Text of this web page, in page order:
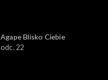
Agape Blisko Ciebie
odc. 22